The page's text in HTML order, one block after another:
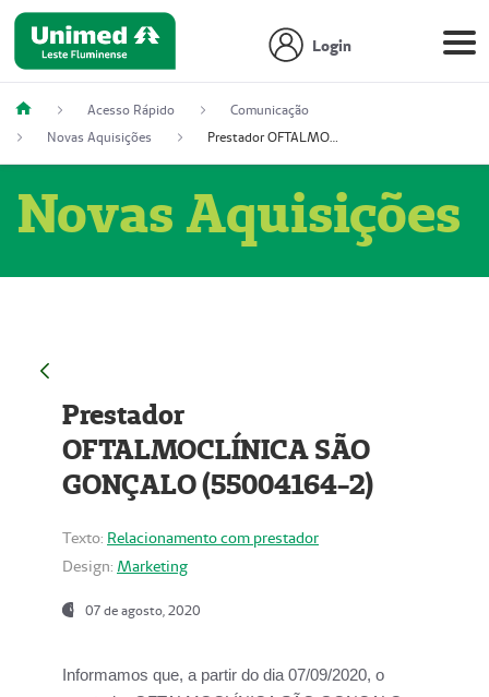
Login
Acesso Rápido
Comunicação
Novas Aquisições
Prestador OFTALMOCLÍNICA SÃO GONÇALO (55004164-2)
Novas Aquisições
Prestador
OFTALMOCLÍNICA SÃO
GONÇALO (55004164-2)
Texto: Relacionamento com prestador
Design: Marketing
07 de agosto, 2020
Informamos que, a partir do dia07/09/2020, o